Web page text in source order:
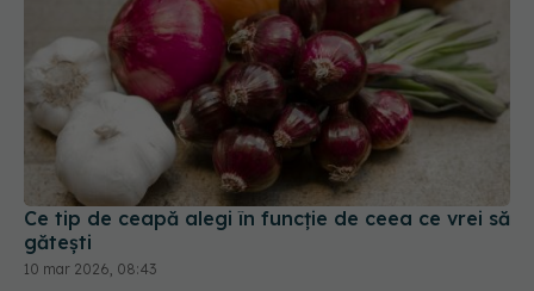
Ce tip de ceapă alegi în funcție de ceea ce vrei să
gătești
10 mar 2026, 08:43